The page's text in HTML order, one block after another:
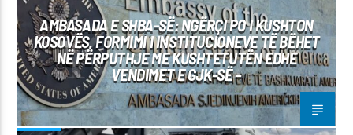
AMBASADA E SHBA-SË: NGËRÇI PO I KUSHTON
KOSOVËS, FORMIMI I INSTITUCIONEVE TË BËHET
NË PËRPUTHJE ME KUSHTETUTËN EDHE
VENDIMET E GJK-SË –